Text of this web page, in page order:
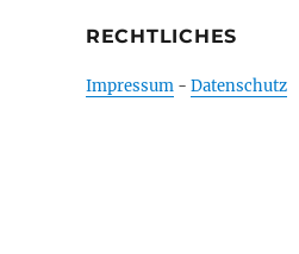
RECHTLICHES
Impressum- Datenschutz